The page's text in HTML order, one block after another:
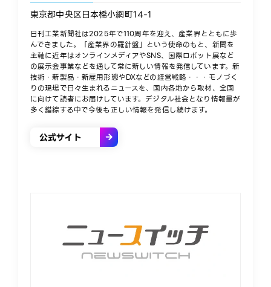
東京都中央区日本橋小網町14-1
日刊工業新聞社は2025年で110周年を迎え、産業界とともに歩
んできました。「産業界の羅針盤」という使命のもと、新聞を
主軸に近年はオンラインメディアやSNS、国際ロボット展など
の展示会事業などを通して常に新しい情報を発信しています。新
技術・新製品・新雇用形態やDXなどの経営戦略・・・モノづく
りの現場で日々生まれるニュースを、国内各地から取材、全国
に向けて読者にお届けしています。デジタル社会となり情報量が
多く錯綜する中で今後も正しい情報を発信し続けます。
公式サイト